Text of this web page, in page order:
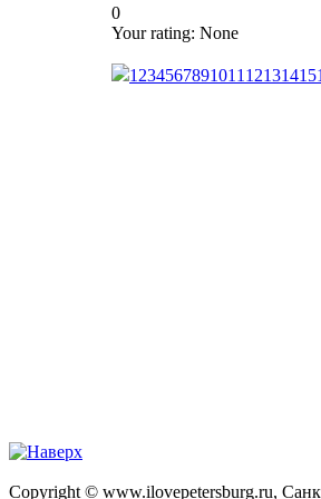
0
Your rating: None
1 234567891011 12131415
Copyright © www.ilovepetersburg.ru,